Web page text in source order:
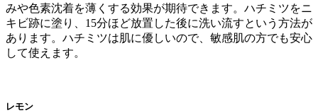
みや色素沈着を薄くする効果が期待できます。ハチミツをニ
キビ跡に塗り、15分ほど放置した後に洗い流すという方法が
あります。ハチミツは肌に優しいので、敏感肌の方でも安心
して使えます。
レモン